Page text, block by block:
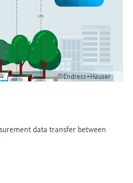
量仪表
量设备、软件或
件
置产品
pressure
器
点
解决方案
型升级
能卓越运营
©Endress+Hauser
data transfer between